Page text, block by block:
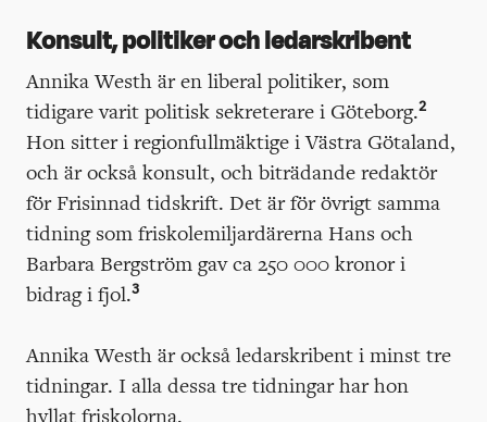
Konsult, politiker och ledarskribent
Annika Westh är en liberal politiker, som
tidigare varit politisk sekreterare i Göteborg.2
Hon sitter i regionfullmäktige i Västra Götaland,
och är också konsult, och biträdande redaktör
för Frisinnad tidskrift. Det är för övrigt samma
tidning som friskolemiljardärerna Hans och
Barbara Bergström gav ca 250 000 kronor i
bidrag i fjol.3
Annika Westh är också ledarskribent i minst tre
tidningar. I alla dessa tre tidningar har hon
hyllat friskolorna.